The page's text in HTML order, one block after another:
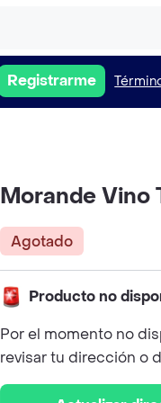
Registrarme
Morande Vino
Agotado
Producto no
Por el momento no
revisar tu dirección o